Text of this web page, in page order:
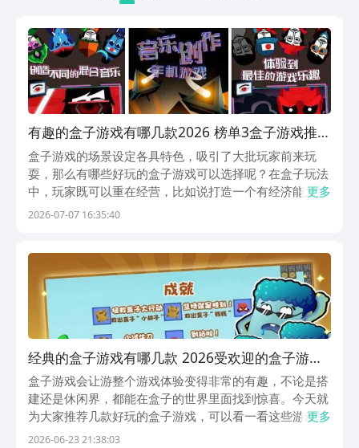
有趣的盒子游戏有哪几款2026 榜单3盒子游戏推荐
before_1
盒子游戏的场景设定各具特色，吸引了大批玩家前来玩
耍，那么有哪些好玩的盒子游戏可以选择呢？在盒子玩法
中，玩家既可以重在经营，比如说打造一个有经济能力的
社会体系，也可以重在装扮以及轻战斗。盒子游戏中的宝
感...
更多
2026-07-07 16:35:40
经典的盒子游戏有哪几款 2026受欢迎的盒子游戏
下载介绍
盒子游戏会让游整个游戏体验变得非常的有趣，不论是搭
建还是休闲界，都能在盒子的世界里面找到惊喜。今天就
为大家推荐几款好玩的盒子游戏，可以看一看这些游戏有
没有自己喜欢的。盒子就像积木一样排列组合，随便划拉
更多
2026-06-23 21:38:03